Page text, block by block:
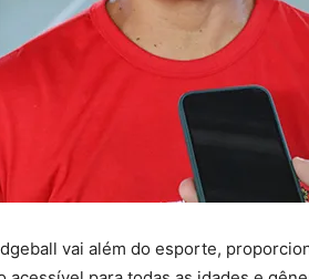
vai além do esporte,